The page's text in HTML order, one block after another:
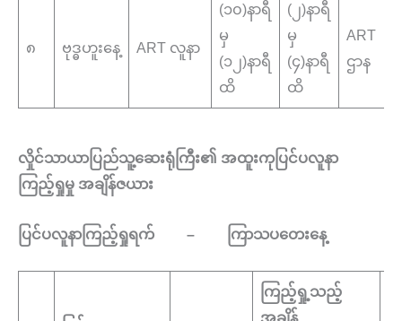
၈ ဗုဒ္ဓဟူးနေ့ ART လူနာ
(၁၀)နာရီ
မှ
(၁၂)နာရီ
ထိ
(၂)နာရီ
မှ
(၄)နာရီ
ထိ
ART
ဌာန
လှိုင်သာယာပြည်သူ့ဆေးရုံကြီး၏ အထူးကုပြင်ပလူနာ
ကြည့်ရှုမှု အချိန်ဇယား
ပြင်ပလူနာကြည့်ရှုရက် – ကြာသပတေးနေ့
ကြည့်ရှု့သည့်
အချိန်